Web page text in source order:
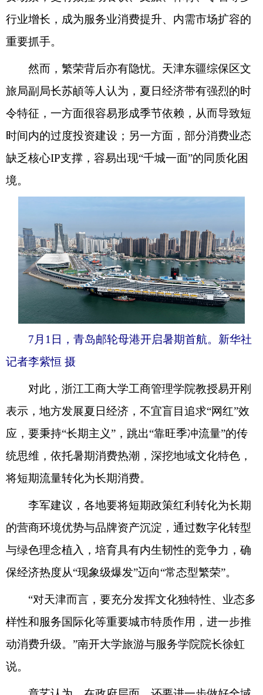
行业增长，成为服务业消费提升、内需市场扩容的
重要抓手。
然而，繁荣背后亦有隐忧。天津东疆综保区文
旅局副局长苏頔等人认为，夏日经济带有强烈的时
令特征，一方面很容易形成季节依赖，从而导致短
时间内的过度投资建设；另一方面，部分消费业态
缺乏核心IP支撑，容易出现“千城一面”的同质化困
境。
7月1日，青岛邮轮母港开启暑期首航。新华社
记者李紫恒 摄
对此，浙江工商大学工商管理学院教授易开刚
表示，地方发展夏日经济，不宜盲目追求“网红”效
应，要秉持“长期主义”，跳出“靠旺季冲流量”的传
统思维，依托暑期消费热潮，深挖地域文化特色，
将短期流量转化为长期消费。
李军建议，各地要将短期政策红利转化为长期
的营商环境优势与品牌资产沉淀，通过数字化转型
与绿色理念植入，培育具有内生韧性的竞争力，确
保经济热度从“现象级爆发”迈向“常态型繁荣”。
“对天津而言，要充分发挥文化独特性、业态多
样性和服务国际化等重要城市特质作用，进一步推
动消费升级。”南开大学旅游与服务学院院长徐虹
说。